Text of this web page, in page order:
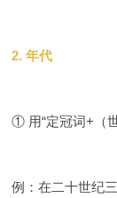
2. 年代
① 用“定冠词+（
例：在二十世纪